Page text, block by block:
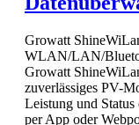
Growatt
WLAN/LAN/
Growatt
zuverlässiges PV-
Leistung und
per App oder